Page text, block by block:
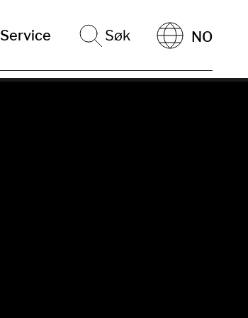
Service Søk NO